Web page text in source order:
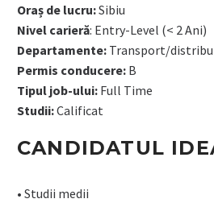
Oraș de lucru:Sibiu
Nivel carieră: Entry-Level (< 2 Ani)
Departamente: Transport/
Permis conducere: B
Tipul job-ului: Full Time
Studii:Calificat
CANDIDATUL
• Studii medii